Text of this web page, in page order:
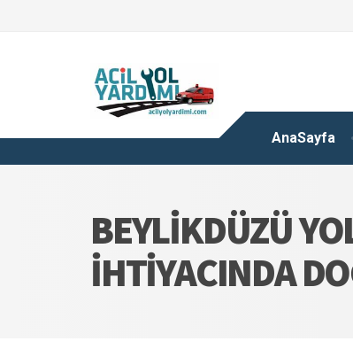
AnaSayfa
BEYLIKDÜZÜ
İHTIYACINDA